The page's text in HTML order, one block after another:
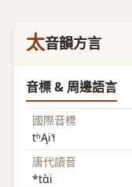
太音韻方言
音標 & 周邊語言
國際音標
tʰĄi˥˧
唐代讀音
*tɑ̀i